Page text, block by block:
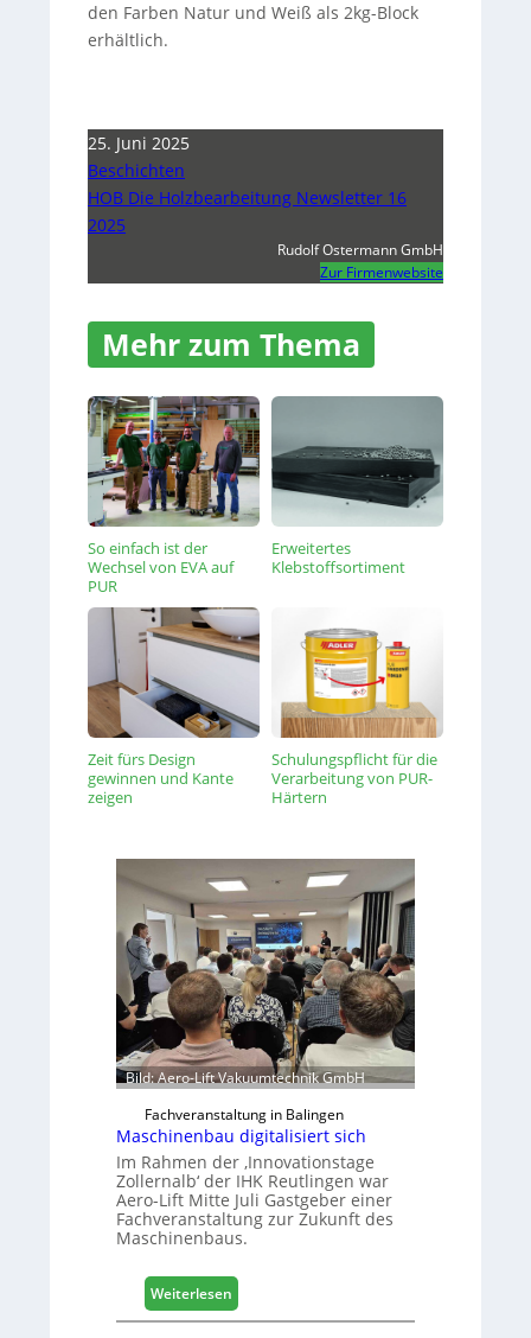
den Farben Natur und Weiß als 2kg-Block
erhältlich.
25. Juni 2025
Beschichten
HOB Die Holzbearbeitung Newsletter 16
2025
Rudolf Ostermann GmbH
Zur Firmenwebsite
Mehr zum Thema
So einfach ist der
Wechsel von EVA auf
PUR
Erweitertes
Klebstoffsortiment
Zeit fürs Design
gewinnen und Kante
zeigen
Schulungspflicht für die
Verarbeitung von PUR-
Härtern
Bild: Aero-Lift Vakuumtechnik GmbH
Fachveranstaltung in Balingen
Maschinenbau digitalisiert sich
Im Rahmen der ‚Innovationstage
Zollernalb‘ der IHK Reutlingen war
Aero-Lift Mitte Juli Gastgeber einer
Fachveranstaltung zur Zukunft des
Maschinenbaus.
Weiterlesen
M